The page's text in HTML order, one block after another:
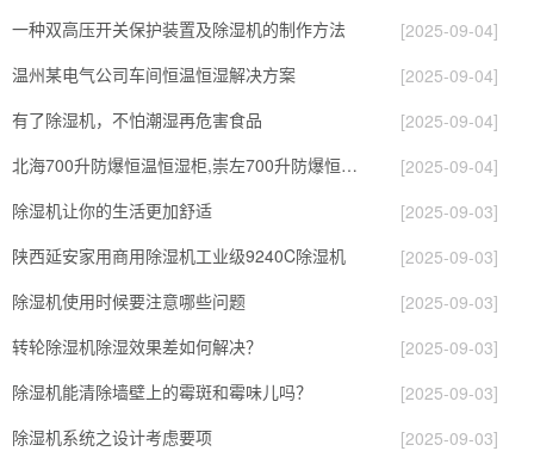
一种双高压开关保护装置及除湿机的制作方法
[2025-09-04]
温州某电气公司车间恒温恒湿解决方案
[2025-09-04]
有了除湿机，不怕潮湿再危害食品
[2025-09-04]
北海700升防爆恒温恒湿柜,崇左700升防爆恒温恒湿柜
[2025-09-04]
除湿机让你的生活更加舒适
[2025-09-03]
陕西延安家用商用除湿机工业级9240C除湿机
[2025-09-03]
除湿机使用时候要注意哪些问题
[2025-09-03]
转轮除湿机除湿效果差如何解决？
[2025-09-03]
除湿机能清除墙壁上的霉斑和霉味儿吗？
[2025-09-03]
除湿机系统之设计考虑要项
[2025-09-03]